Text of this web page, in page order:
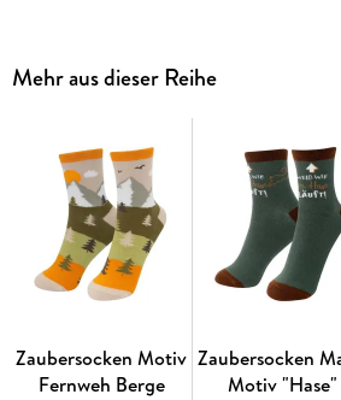
Mehr aus dieser Reihe
Zaubersocken Motiv
Fernweh Berge
Zaubersocken
Motiv "Hase"